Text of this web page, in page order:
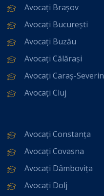
Avocați Brașov
Avocați București
Avocați Buzău
Avocați Călărași
Avocați Caraș-Severin
Avocați Cluj
Avocați Constanța
Avocați Covasna
Avocați Dâmbovița
Avocați Dolj